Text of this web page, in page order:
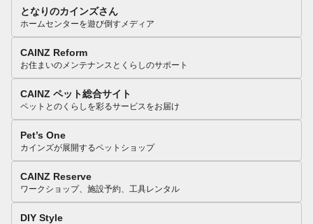
となりのカインズさん
ホームセンターを遊び倒すメディア
CAINZ Reform
お住まいのメンテナンスとくらしのサポート
CAINZ ペット総合サイト
ペットとのくらしを彩るサービスをお届け
Pet’s One
カインズが展開するペットショップ
CAINZ Reserve
ワークショップ、施設予約、工具レンタル
DIY Style